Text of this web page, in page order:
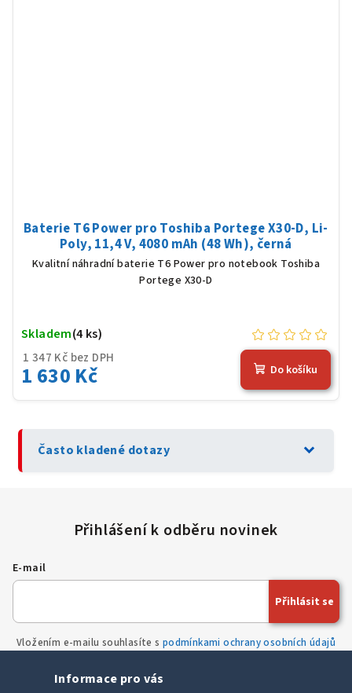
Baterie T6 Power pro Toshiba Portege X30-D, Li-
Poly, 11,4 V, 4080 mAh (48 Wh), černá
Kvalitní náhradní baterie T6 Power pro notebook Toshiba
Portege X30-D
1 347 Kč bez DPH
1 630 Kč
Skladem(4 ks)
Do košíku
Často kladené dotazy expand_more
E-mail
Vložením e-mailu souhlasíte s podmínkami ochrany osobních údajů
Přihlásit se
Informace pro vás